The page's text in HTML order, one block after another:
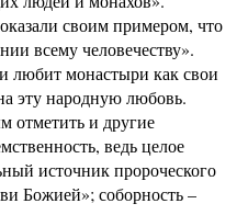
своим примером, что
всему человечеству».
любит монастыри как свои
эту народную любовь.
отметить и другие
ведь целое
источник пророческого
Божией»; соборность –